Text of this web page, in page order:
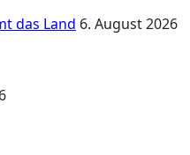
das Land 6. August 2026